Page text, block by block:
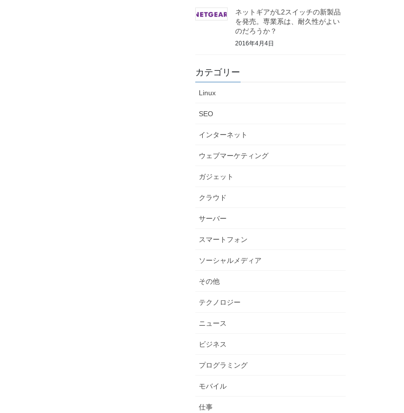
ネットギアがL2スイッチの新製品
を発売。専業系は、耐久性がよい
のだろうか？
2016年4月4日
カテゴリー
Linux
SEO
インターネット
ウェブマーケティング
ガジェット
クラウド
サーバー
スマートフォン
ソーシャルメディア
その他
テクノロジー
ニュース
ビジネス
プログラミング
モバイル
仕事